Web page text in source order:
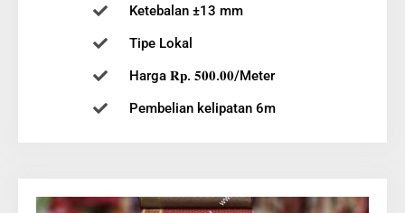
Ketebalan ±13 mm
Tipe Lokal
Harga 𝐑𝐩. 𝟓𝟎𝟎.𝟎𝟎/Meter
Pembelian kelipatan 6m